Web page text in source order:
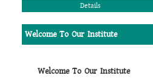
প্রতিষ্ঠানের ওয়েবসাইট গুরুত্বপূর্ণ ভূমিকা রাখবে,
যারা ভূমিকা রেখেছেন তাঁহাদের কাছে আমরা কৃতজ্ঞ।
আমিপ্রতিষ্ঠান এবং ওয়েবসাইটের উত্তরোত্তর
মোহাম্মদ আবদুর রহিম
Details
Welcome To Our Institute
Welcome To Our Institute